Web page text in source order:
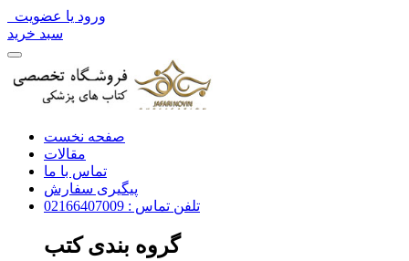
ورود یا عضویت
سبد خرید
صفحه نخست
مقالات
تماس با ما
پیگیری سفارش
تلفن تماس : 02166407009
گروه بندی کتب